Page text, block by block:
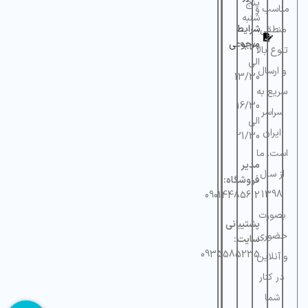
مناسب و
منطقی،
تنوع بالا
و ارسال
سریع به
سراسر
ایران
است. ما
از سال
1398
بصورت
حضوری
و آنلاین
در کنار
شما
شرایط
مرجوعی
پنج
شنبه
9/30
الی
13/30
16/30
الی
21/30
مدیر
فروشگاه:
09014485612
پشتیبانی
سایت:
0935585235